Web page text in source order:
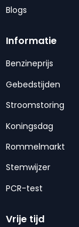
Blogs
Informatie
Benzineprijs
Gebedstijden
Stroomstoring
Koningsdag
Rommelmarkt
Stemwijzer
PCR-test
Vrije tijd